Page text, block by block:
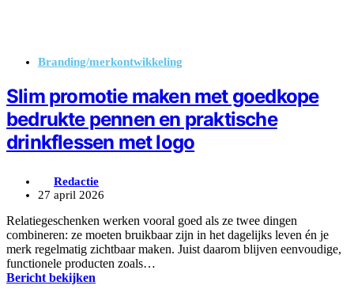
Branding/merkontwikkeling
Slim promotie maken met goedkope
bedrukte pennen en praktische
drinkflessen met logo
Redactie
27 april 2026
Relatiegeschenken werken vooral goed als ze twee dingen
combineren: ze moeten bruikbaar zijn in het dagelijks leven én je
merk regelmatig zichtbaar maken. Juist daarom blijven eenvoudige,
functionele producten zoals…
Bericht bekijken